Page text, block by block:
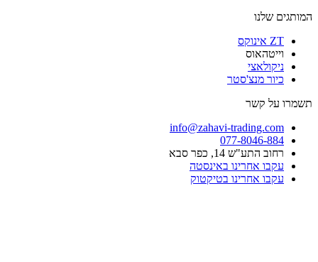
המותגים שלנו
ZT אינוקס​
וייטהאוס​
ניקולאצי
כיור מנצ'סטר​
תשמרו על קשר
info@zahavi-trading.com
077-8046-884
רחוב התע"ש 14, כפר סבא
עקבו אחרינו באינסטה
עקבו אחרינו בטיקטוק